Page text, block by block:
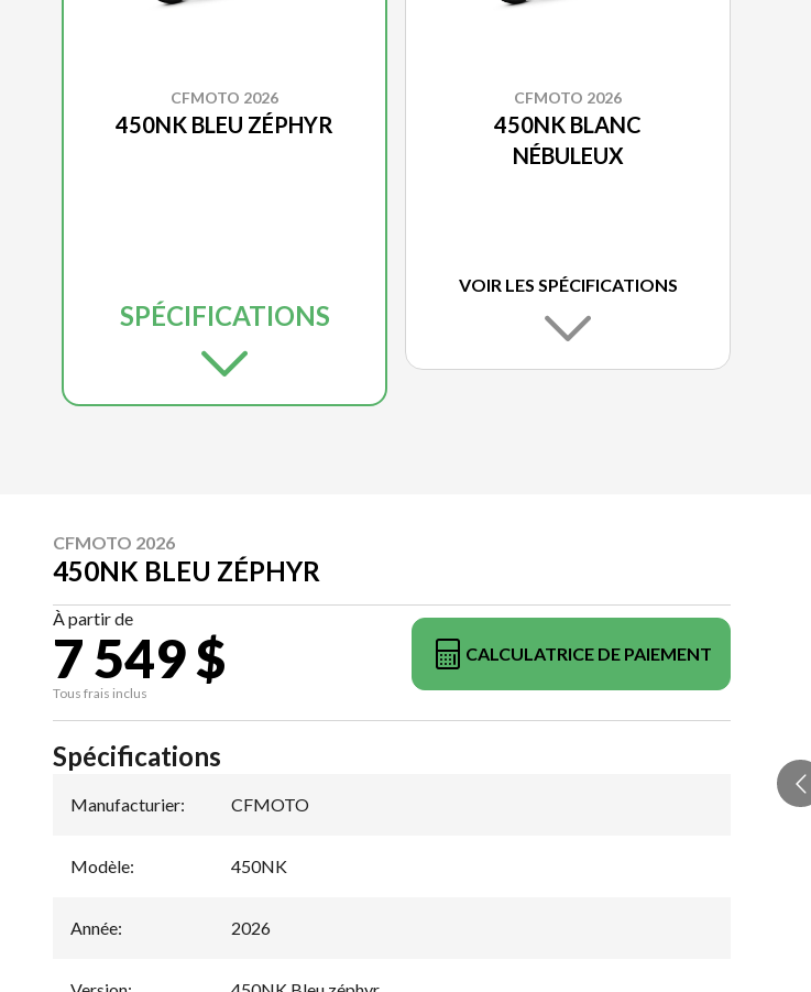
CFMOTO 2026
450NK BLEU ZÉPHYR
SPÉCIFICATIONS
CFMOTO 2026
450NK BLANC
NÉBULEUX
VOIR LES SPÉCIFICATIONS
CFMOTO 2026
450NK BLEU ZÉPHYR
À partir de
7 549 $
Tous frais inclus
CALCULATRICE DE PAIEMENT
Spécifications
Manufacturier: CFMOTO
Modèle: 450NK
Année: 2026